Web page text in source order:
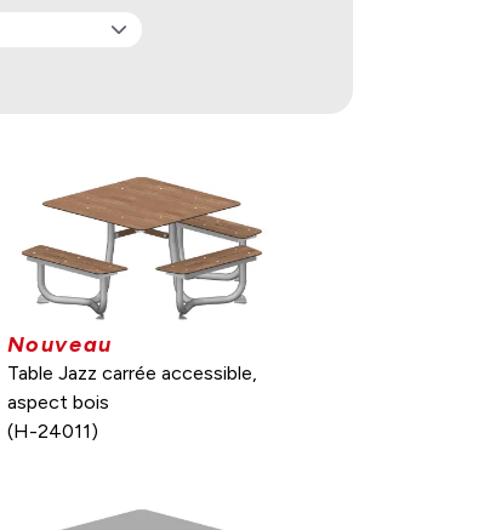
Nouveau
Table Jazz carrée accessible,
aspect bois
(H-24011)